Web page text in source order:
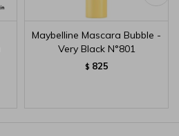
Maybelline Mascara Bubble -
Very Black N°801
$ 825